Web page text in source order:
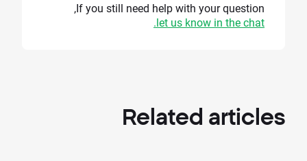
If you still need help with your question,
let us know in the chat.
Related articles